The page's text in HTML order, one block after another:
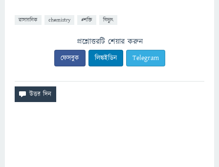
রাসায়নিক chemistry #শক্তি বিদ্যুৎ
প্রশ্নোত্তরটি শেয়ার করুন
ফেসবুক লিঙ্কইডিন Telegram